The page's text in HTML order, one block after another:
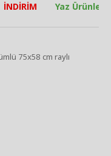
İNDİRİM Yaz Ürünleri
75x58 cm raylı